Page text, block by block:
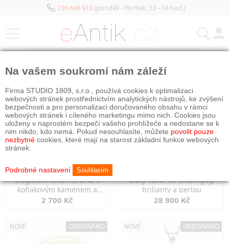
736 646 913(pondělí - čtvrtek, 13 - 18 hod.)
Elegantní stříbrná brož s
koňakovým kamenem a
markazity
2 700 Kč
Zlatý kolier se smaragdy,
brilianty a perlou
28 900 Kč
NOVÉ OBJEDNÁNO NOVÉ OBJEDNÁNO
Na vašem soukromí nám záleží
Firma STUDIO 1809, s.r.o., používá cookies k optimalizaci
webových stránek prostřednictvím analytických nástrojů, ke zvýšení
bezpečnosti a pro personalizaci doručovaného obsahu v rámci
webových stránek i cíleného marketingu mimo nich. Cookies jsou
uloženy v naprostém bezpečí vašeho prohlížeče a nedostane se k
nim nikdo, kdo nemá. Pokud nesouhlasíte, můžete povolit pouze
nezbytné cookies, které mají na starost základní funkce webových
stránek.
Podrobné nastavení Souhlasím